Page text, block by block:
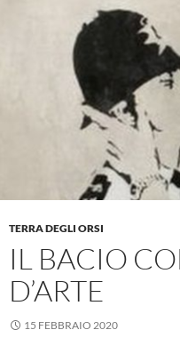
TERRA DEGLI ORSI
IL BACIO
D’ARTE
15 FEBBRAIO 2020